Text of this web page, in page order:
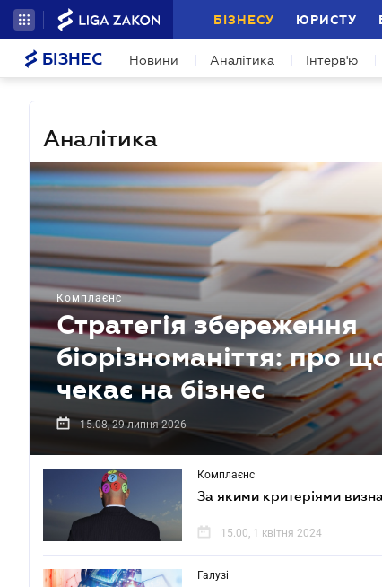
БІЗНЕСУ ЮРИСТУ
БІЗНЕС Новини Аналітика Інтерв'ю
Аналітика
Комплаєнс
Стратегія збереження
біорізноманіття: про
чекає на бізнес
15.08, 29 липня 2026
Комплаєнс
За якими критеріями
15.00, 1 квітня 2024
Галузі